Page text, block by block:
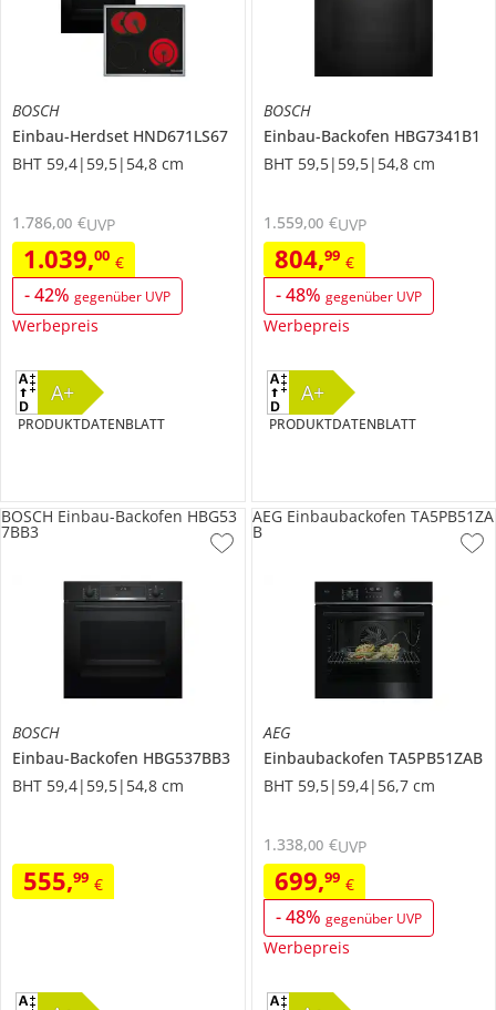
BOSCH
Einbau-Herdset HND671LS67
BHT 59,4|59,5|54,8 cm
1.039,00 €
-42% gegenüber UVP
Werbepreis
1.786,00 €UVP
A+
PRODUKTDATENBLATT
BOSCH
Einbau-Backofen HBG7341B1
BHT 59,5|59,5|54,8 cm
804,99 €
-48% gegenüber UVP
Werbepreis
1.559,00 €UVP
A+
PRODUKTDATENBLATT
BOSCH
Einbau-Backofen HBG537BB3
BHT 59,4|59,5|54,8 cm
555,99 €
BOSCH Einbau-Backofen HBG53
7BB3
AEG
Einbaubackofen TA5PB51ZAB
BHT 59,5|59,4|56,7 cm
699,99 €
-48% gegenüber UVP
Werbepreis
1.338,00 €UVP
AEG Einbaubackofen TA5PB51ZA
B